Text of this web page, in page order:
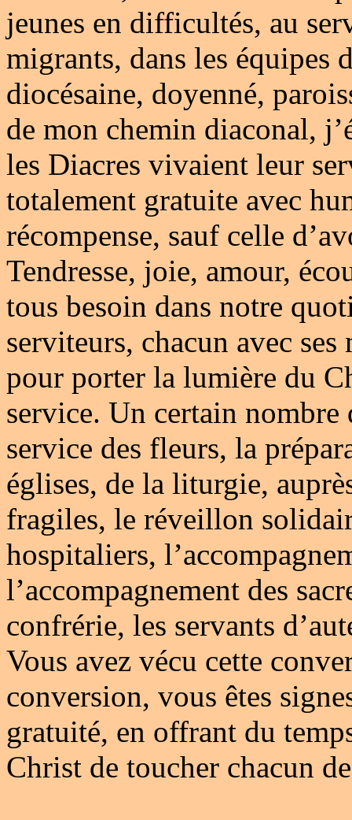
jeunes en difficultés, au
migrants, dans les équipes
diocésaine, doyenné,
de mon chemin diaconal,
les Diacres vivaient leur
totalement gratuite avec
récompense, sauf celle
Tendresse, joie, amour,
tous besoin dans notre
serviteurs, chacun avec
pour porter la lumière du
service. Un certain nombre
service des fleurs, la
églises, de la liturgie,
fragiles, le réveillon
hospitaliers,
l’accompagnement des
confrérie, les servants
Vous avez vécu cette
conversion, vous êtes
gratuité, en offrant du
Christ de toucher chacun